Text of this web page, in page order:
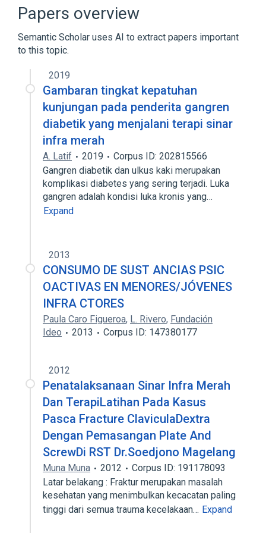
Papers overview
Semantic Scholar uses AI to extract papers important
to this topic.
2019
Gambaran tingkat kepatuhan
kunjungan pada penderita gangren
diabetik yang menjalani terapi sinar
infra merah
A. Latif 2019
Corpus ID: 202815566
Gangren diabetik dan ulkus kaki merupakan
komplikasi diabetes yang sering terjadi. Luka
gangren adalah kondisi luka kronis yang…
Expand
2013
CONSUMO DE SUST ANCIAS PSIC
OACTIVAS EN MENORES/JÓVENES
INFRA CTORES
Paula Caro Figueroa, L. Rivero, Fundación
Ideo
2013 Corpus ID: 147380177
2012
Penatalaksanaan Sinar Infra Merah
Dan TerapiLatihan Pada Kasus
Pasca Fracture ClaviculaDextra
Dengan Pemasangan Plate And
ScrewDi RST Dr.Soedjono Magelang
Muna Muna 2012
Corpus ID: 191178093
Latar belakang : Fraktur merupakan masalah
kesehatan yang menimbulkan kecacatan paling
tinggi dari semua trauma kecelakaan… Expand